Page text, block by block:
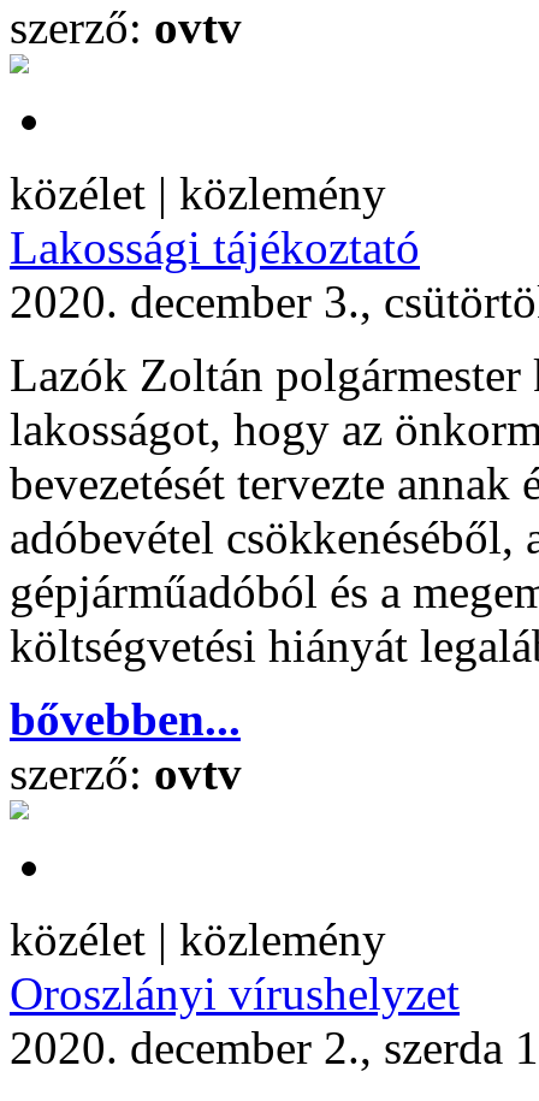
szerző: ovtv
közélet | közlemény
Lakossági tájékoztató
2020. december 3.,
Lazók Zoltán polgármester
lakosságot, hogy az
bevezetését tervezte
adóbevétel
gépjárműadóból és a
költségvetési hiányát
bővebben...
szerző: ovtv
közélet | közlemény
Oroszlányi vírushelyzet
2020. december 2., szerda